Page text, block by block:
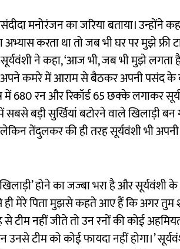
मनोरंजन का जरिया बताया। उन्होंने
करता था तो जब भी घर पर मुझे फ्री
ने कहा, ‘आज भी, जब भी मुझे लगता
अपने कमरे में आराम से बैठकर अपनी पसंद
में 680 रन और रिकॉर्ड 65 छक्के लगाकर
बड़ी सुर्खियां बटोरने वाले खिलाड़ी
तेंदुलकर की ही तरह सूर्यवंशी भी अपनी
होने का जज्बा भरा है और सूर्यवंशी
ही मेरे पिता मुझसे कहते आए हैं कि अगर
टीम नहीं जीते तो उन रनों की कोई अहमियत
उनसे टीम को कोई फायदा नहीं होगा।’